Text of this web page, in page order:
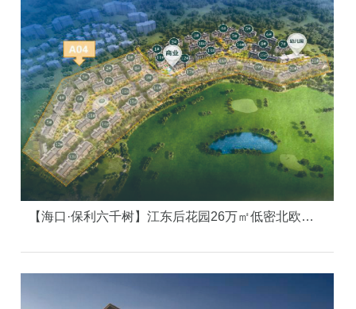
【海口·保利六千树】江东后花园26万㎡低密北欧童话小镇